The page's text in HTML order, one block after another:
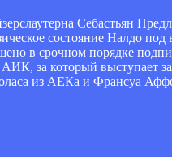
Себастьян
состояние Налдо
в срочном порядке
за который выступает
из АЕКа и Франсуа